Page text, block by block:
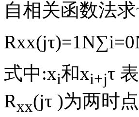
自相关函数法
Rxx(jτ)=1N∑i=0
式中:xi和xi+jτ
Rxx(jτ )为两时